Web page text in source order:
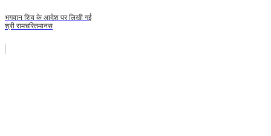
भगवान शिव के आदेश पर लिखी गई
श्री रामचरितमानस